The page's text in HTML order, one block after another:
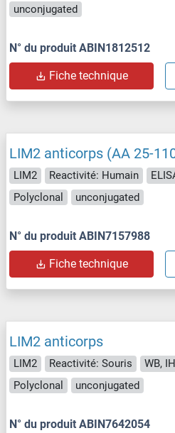
unconjugated
N° du produit ABIN1812512
Fiche technique
LIM2 anticorps (AA 25-
LIM2 Reactivité: Humain
Polyclonal
unconjugated
N° du produit ABIN7157988
Fiche technique
LIM2 anticorps
LIM2 Reactivité: Souris WB,
Polyclonal
unconjugated
N° du produit ABIN7642054